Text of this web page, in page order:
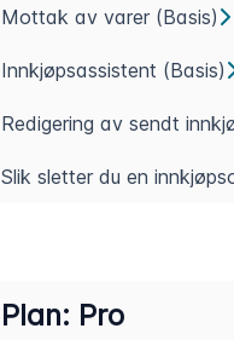
Mottak av varer (Basis)
Innkjøpsassistent (Basis)
Redigering av sendt
Slik sletter du en
Plan: Pro